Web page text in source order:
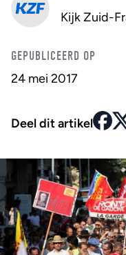
Kijk Zuid-
GEPUBLICEERD OP
24 mei 2017
Deel dit artikel